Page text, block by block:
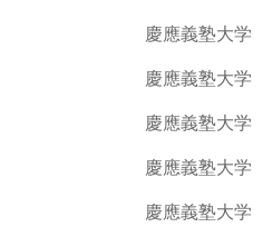
慶應義塾大学
慶應義塾大学
慶應義塾大学
慶應義塾大学
慶應義塾大学